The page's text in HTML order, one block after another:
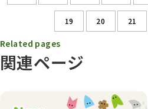
19 20 21
関連ページ
Related pages